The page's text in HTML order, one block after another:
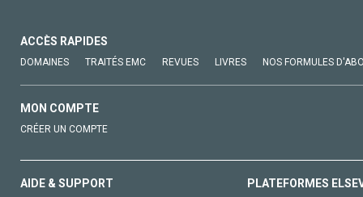
ACCÈS RAPIDES
DOMAINES TRAITÉS EMC REVUES LIVRES NOS FORMULES
MON COMPTE
CRÉER UN COMPTE
AIDE & SUPPORT PLATEFORMES